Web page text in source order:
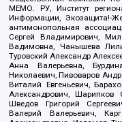
МЕМО. РУ, Институт
Информации, Экозащита!-
антимонопольная
Сергей Владимирович,
Вадимовна, Чанышева
Туровский Александр
Анна Валерьевна,
Николаевич, Пивоваров
Виталий Евгеньевич,
Александрович,
Шведов Григорий
Валерий Валерьевич,